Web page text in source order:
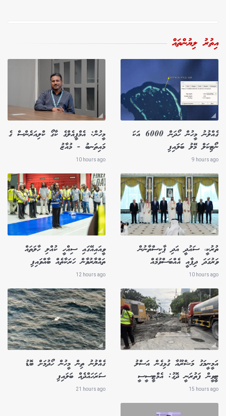
އިތުރު ލިޔުންތައް
ގެއްލުނު މީހުން ހޯދަން 6000 އަކަ
ނޯޓިކަލް މޭލު ބަލައިފި
9 hours ago
މީހުން: އެމްޕީއެލްގެ ކާގޯ ކްލިއަރެންސް ގެ
މައިތަނބު - މުއާޒު
10 hours ago
ތުރުކީ، ސައުދީ އަދި ޕާކިސްތާނުން
ވަރުގަދަ ދިފާއީ އެއްބަސްވުމެއް
10 hours ago
ވީއައިއޭގައި ސިއްހީ ކުއްލި ހާލަތައް
ތައްޔާރުވާން ހަރަކާތެއް ބާއްވައިފި
12 hours ago
އަމީނީމަގު މަޝްރޫއާ ގުޅިގެން އަސްލު
ޓީވީން ފަތުރަނީ ދޮގު: އެމްޓީސީސީ
15 hours ago
ގެއްލުނު ތިން މީހުން ހޯދުމަށް ބޮޑު
ސަރަހައްދެއް ބަލައިފި
21 hours ago